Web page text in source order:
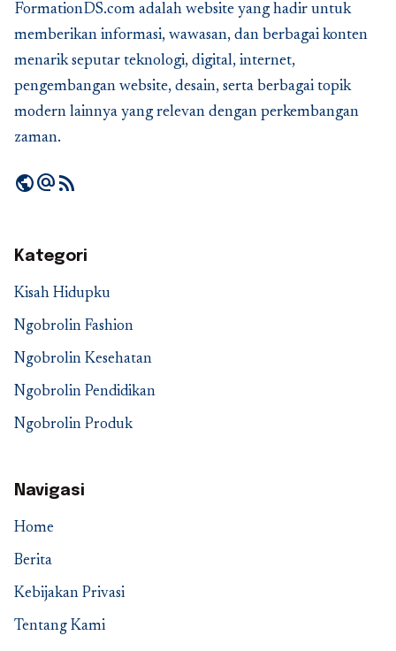
FormationDS.com adalah website yang hadir untuk
memberikan informasi, wawasan, dan berbagai konten
menarik seputar teknologi, digital, internet,
pengembangan website, desain, serta berbagai topik
modern lainnya yang relevan dengan perkembangan
zaman.
publicalternate_emailrss_feed
Kategori
Kisah Hidupku
Ngobrolin Fashion
Ngobrolin Kesehatan
Ngobrolin Pendidikan
Ngobrolin Produk
Navigasi
Home
Berita
Kebijakan Privasi
Tentang Kami